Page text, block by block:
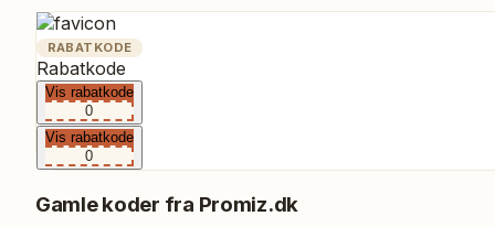
RABATKODE
Rabatkode
Vis rabatkode
0
Vis rabatkode
0
Gamle koder fra Promiz.dk